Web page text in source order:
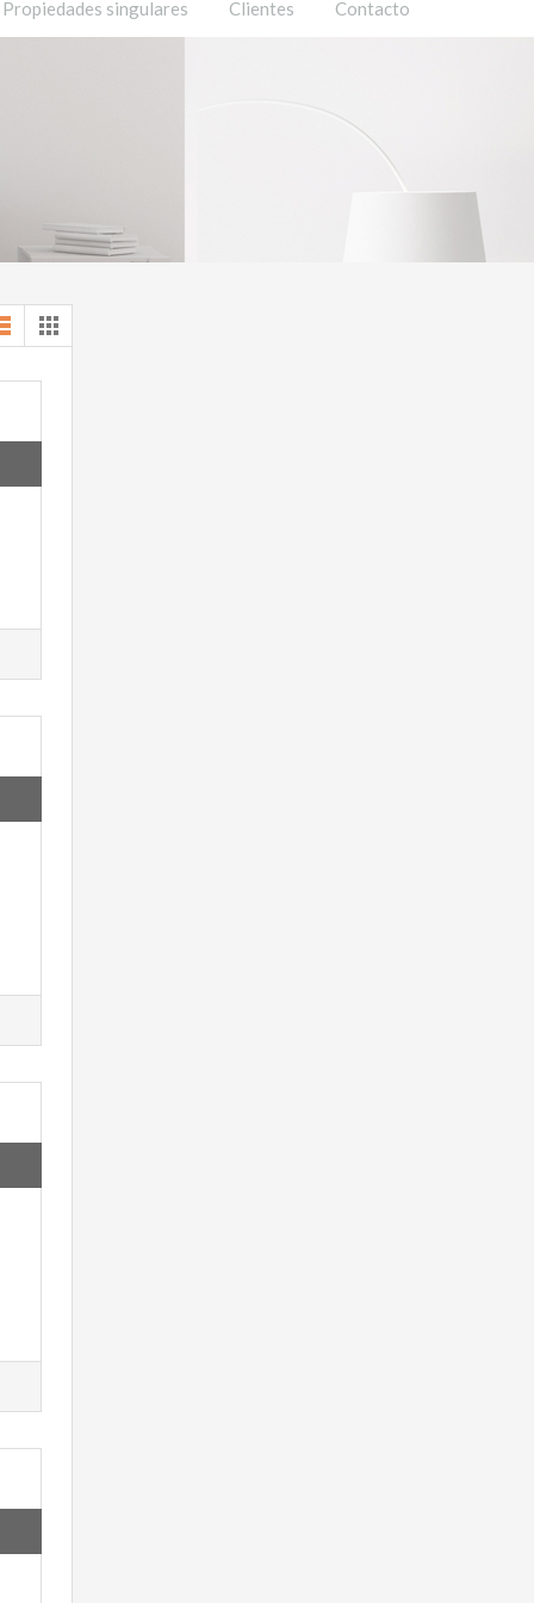
Propiedades singulares Clientes Contacto